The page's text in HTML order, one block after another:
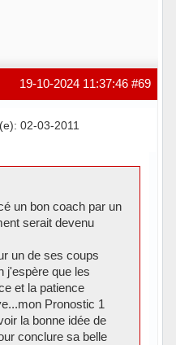
#69
19-10-2024 11:37:46
02-03-2011
un bon coach par un
serait devenu
un de ses coups
j'espère que les
et la patience
Pronostic 1
la bonne idée de
conclure sa belle